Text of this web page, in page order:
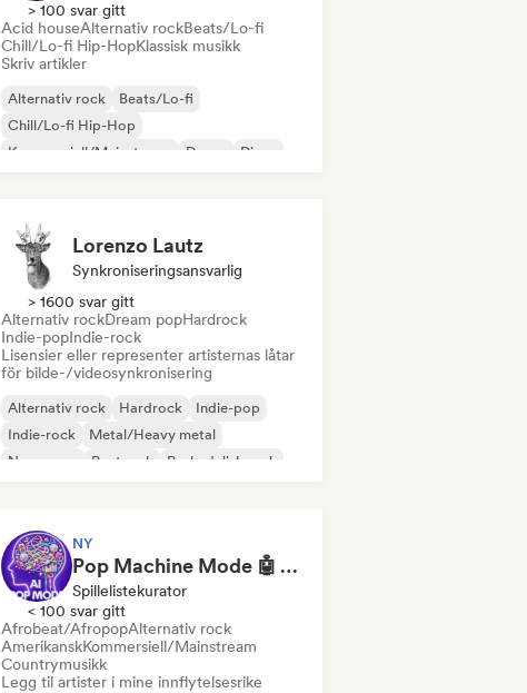
> 100 svar gitt
Acid houseAlternativ rockBeats/Lo-fi
Chill/Lo-fi Hip-HopKlassisk musikk
Skriv artikler
Alternativ rock
Beats/Lo-fi
Chill/Lo-fi Hip-Hop
Kommersiell/Mainstream
Dance
Disco
Lorenzo Lautz
Synkroniseringsansvarlig
> 1600 svar gitt
Alternativ rockDream popHardrock
Indie-popIndie-rock
Lisensier eller representer artisternas låtar
för bilde-/videosynkronisering
Alternativ rock Hardrock
Indie-pop
Indie-rock
Metal/Heavy metal
New wave
Postpunk Psykedelisk rock
NY
Pop Machine Mode 🤖 AI Music, Indie Pop & Dream Pop
Spillelistekurator
< 100 svar gitt
Afrobeat/AfropopAlternativ rock
AmerikanskKommersiell/Mainstream
Countrymusikk
Legg til artister i mine innflytelsesrike